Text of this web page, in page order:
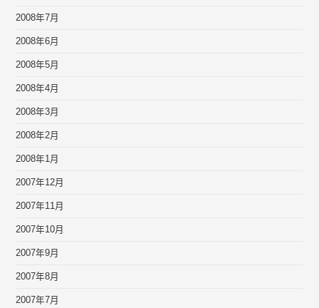
2008年7月
2008年6月
2008年5月
2008年4月
2008年3月
2008年2月
2008年1月
2007年12月
2007年11月
2007年10月
2007年9月
2007年8月
2007年7月